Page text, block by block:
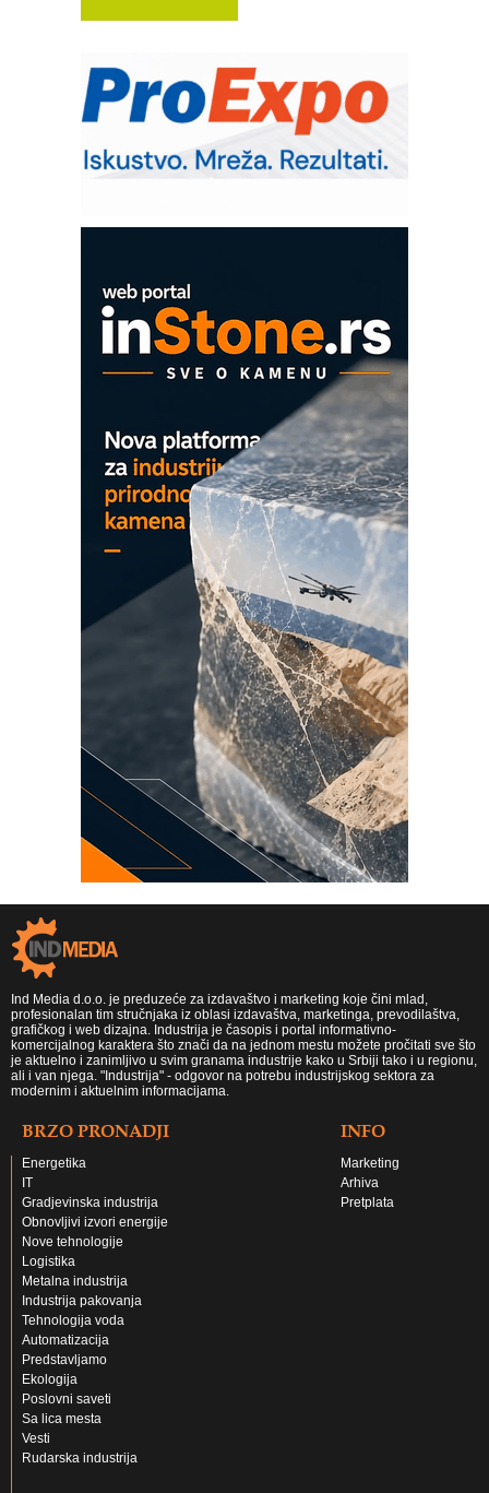
Potpuna efikasnost bez složenih
Trajna oznaka kao dugoročna korist
Bezbednost na prvom mestu!
IB BLUMENAUER - više od 40 godina
poverenja u industriji
OBO sistemi mrežastih nosača kablova
Proizvodnja iC7 Hybrid 1500 VDC
mrežnog pretvarača sa tečnim
hlađenjem
Ind Media d.o.o. je preduzeće za izdavaštvo i marketing koje čini mlad,
profesionalan tim stručnjaka iz oblasi izdavaštva, marketinga, prevodilaštva,
grafičkog i web dizajna. Industrija je časopis i portal informativno-
komercijalnog karaktera što znači da na jednom mestu možete pročitati sve što
je aktuelno i zanimljivo u svim granama industrije kako u Srbiji tako i u regionu,
ali i van njega. "Industrija" - odgovor na potrebu industrijskog sektora za
modernim i aktuelnim informacijama.
BRZO PRONADJI
Energetika
IT
Gradjevinska industrija
Obnovljivi izvori energije
Nove tehnologije
Logistika
Metalna industrija
Industrija pakovanja
Tehnologija voda
Automatizacija
Predstavljamo
Ekologija
Poslovni saveti
Sa lica mesta
Vesti
Rudarska industrija
INFO
Marketing
Arhiva
Pretplata